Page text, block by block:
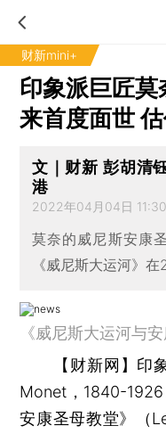
财新mini+
印象派巨匠
来首度面世
文｜财新 彭胡清
港
2022年04月04日 11:30
莫奈的威尼斯安康
《威尼斯大运河》
《威尼斯大运河与
【财新网】 印
Monet，1840-
安康圣母教堂》（